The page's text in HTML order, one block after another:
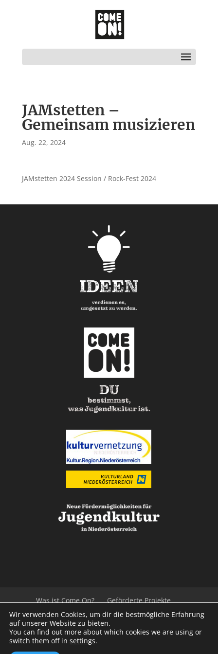
JAMstetten –
Gemeinsam musizieren
Aug. 22, 2024
JAMstetten 2024 Session / Rock-Fest 2024
Was ist Come On?
Geförderte Projekte
Der Beirat
Impressum/Datenschutz
Links
Presse
© 2020Kulturvernetzung Niederösterreich
Wir verwenden Cookies, um dir die bestmögliche Erfahrung
auf unserer Website zu bieten.
You can find out more about which cookies we are using or
switch them off in settings.